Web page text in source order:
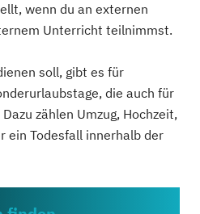
wenn du an externen
Unterricht teilnimmst.
soll, gibt es für
die auch für
zählen Umzug, Hochzeit,
ein Todesfall innerhalb der